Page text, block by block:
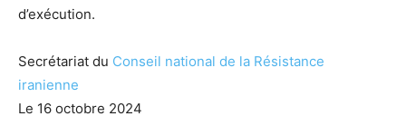
d’exécution.
Secrétariat du Conseil national de la Résistance
iranienne
Le 16 octobre 2024